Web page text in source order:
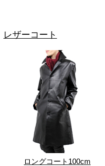
レザーコート
ロングコート100cm